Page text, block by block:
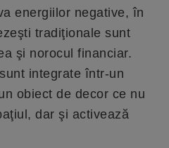
energiilor negative, în
tradiţionale sunt
şi norocul financiar.
integrate într-un
obiect de decor ce nu
dar şi activează